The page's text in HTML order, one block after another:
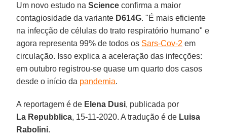
Um novo estudo naScience confirma a maior
contagiosidade da variante D614G. "É mais eficiente
na infecção de células do trato respiratório humano" e
agora representa 99% de todos os Sars-Cov-2 em
circulação. Isso explica a aceleração das infecções:
em outubro registrou-se quase um quarto dos casos
desde o início da pandemia.
A reportagem é de Elena Dusi, publicada por
La Repubblica, 15-11-2020. A tradução é de Luisa
Rabolini.